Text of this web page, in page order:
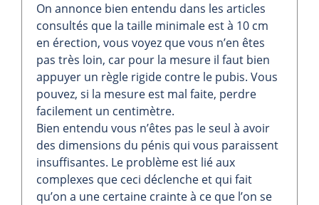
On annonce bien entendu dans les articles
consultés que la taille minimale est à 10 cm
en érection, vous voyez que vous n’en êtes
pas très loin, car pour la mesure il faut bien
appuyer un règle rigide contre le pubis. Vous
pouvez, si la mesure est mal faite, perdre
facilement un centimètre.
Bien entendu vous n’êtes pas le seul à avoir
des dimensions du pénis qui vous paraissent
insuffisantes. Le problème est lié aux
complexes que ceci déclenche et qui fait
qu’on a une certaine crainte à ce que l’on se